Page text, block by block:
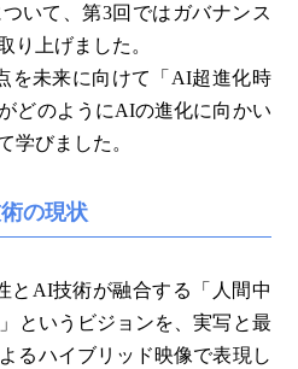
いて、第3回ではガバナンス
り上げました。
を未来に向けて「AI超進化時
どのようにAIの進化に向かい
学びました。
の現状
とAI技術が融合する「人間中
というビジョンを、実写と最
るハイブリッド映像で表現し